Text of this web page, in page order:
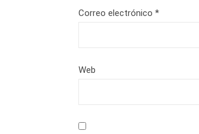
Correo electrónico *
Web